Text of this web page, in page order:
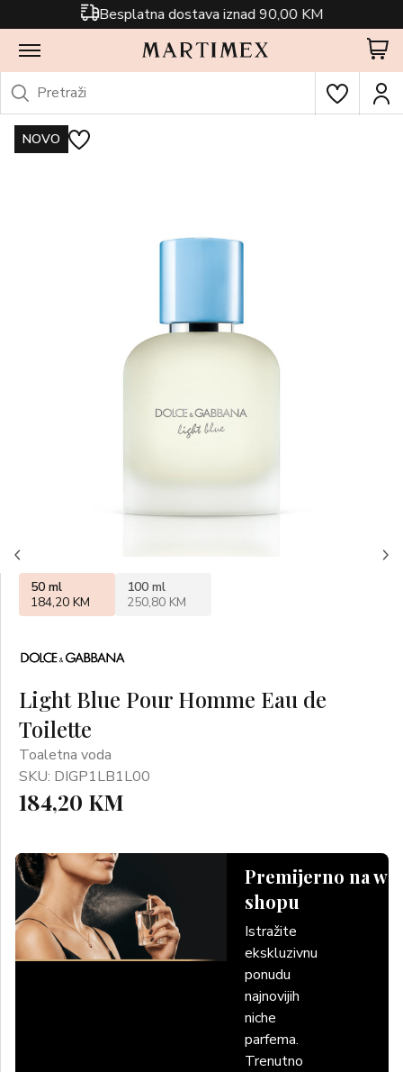
Besplatna dostava iznad 90,00 KM
NOVO
Light Blue Pour Homme Eau de
Toilette
Toaletna voda
SKU: DIGP1LB1L00
184,20 KM
Premijerno na
shopu
Istražite
ekskluzivnu
ponudu
najnovijih
niche
parfema.
Trenutno
50 ml
184,20 KM
100 ml
250,80 KM